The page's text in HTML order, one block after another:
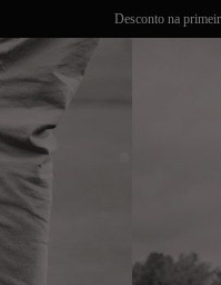
Desconto na
Camisas
Camisetas
Bermudas
Beachwear
Calças
Malhas e Casacos
Calçados e Acessórios